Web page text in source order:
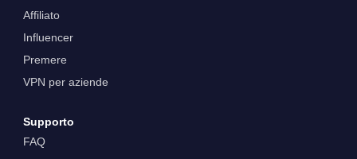
Affiliato
Influencer
Premere
VPN per aziende
Supporto
FAQ